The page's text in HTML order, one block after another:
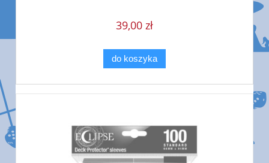
39,00 zł
do koszyka